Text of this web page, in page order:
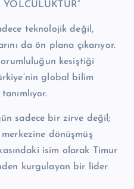
teknolojik değil,
da ön plana çıkarıyor.
kesiştiği
global bilim
sadece bir zirve değil;
dönüşmüş
isim olarak Timur
kurgulayan bir lider